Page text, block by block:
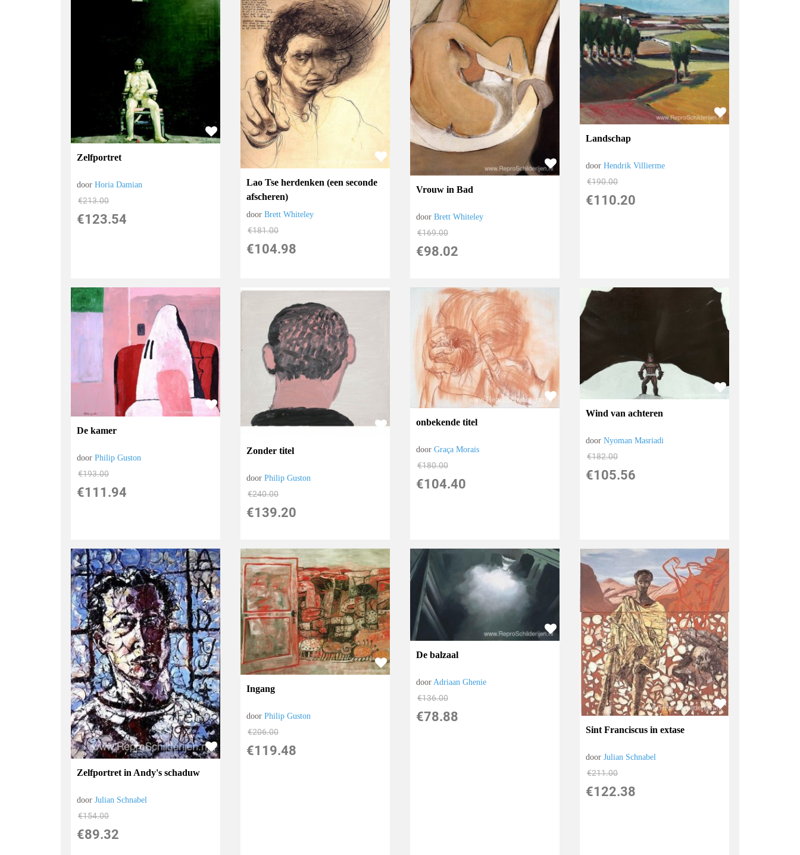
Zelfportret
doorHoria Damian
€213.00
€123.54
Lao Tse herdenken (een seconde
afscheren)
doorBrett Whiteley
€181.00
€104.98
Vrouw in Bad
doorBrett Whiteley
€169.00
€98.02
Landschap
doorHendrik Villierme
€190.00
€110.20
De kamer
doorPhilip Guston
€193.00
€111.94
Zonder titel
doorPhilip Guston
€240.00
€139.20
onbekende titel
doorGraça Morais
€180.00
€104.40
Wind van achteren
doorNyoman Masriadi
€182.00
€105.56
Zelfportret in Andy's schaduw
doorJulian Schnabel
€154.00
€89.32
Ingang
doorPhilip Guston
€206.00
€119.48
De balzaal
doorAdriaan Ghenie
€136.00
€78.88
Sint Franciscus in extase
doorJulian Schnabel
€211.00
€122.38